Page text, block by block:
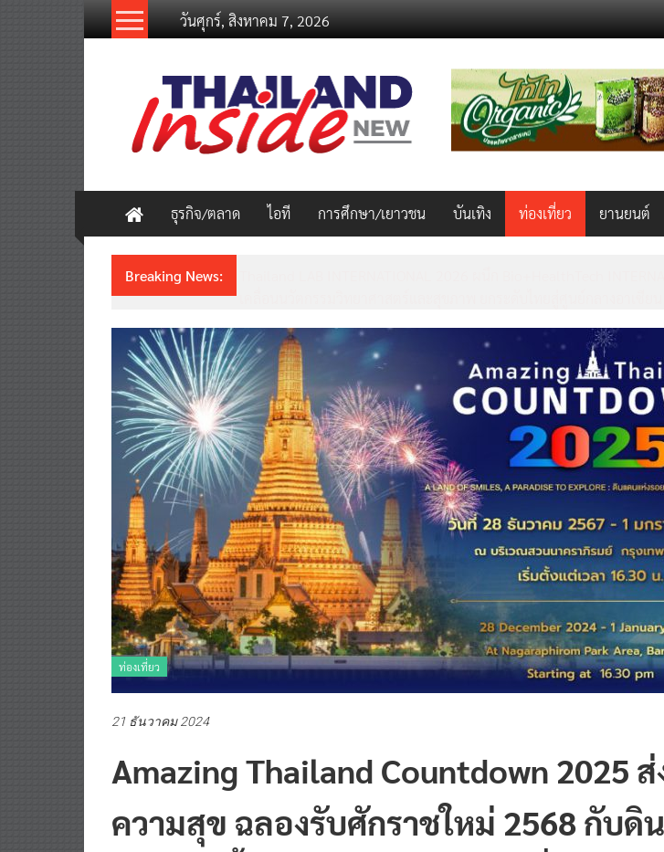
วันศุกร์, สิงหาคม 7, 2026
thailandinsidenew.com
Thailand
Inside
New
ธุรกิจ/ตลาด ไอที การศึกษา/เยาวชน บันเทิง ท่องเที่ยว ยานยนต์
Breaking News:
ท่องเที่ยว
21 ธันวาคม 2024
Amazing Thailand Countdown 2025
ความสุข ฉลองรับศักราชใหม่ 2568 กับดิ